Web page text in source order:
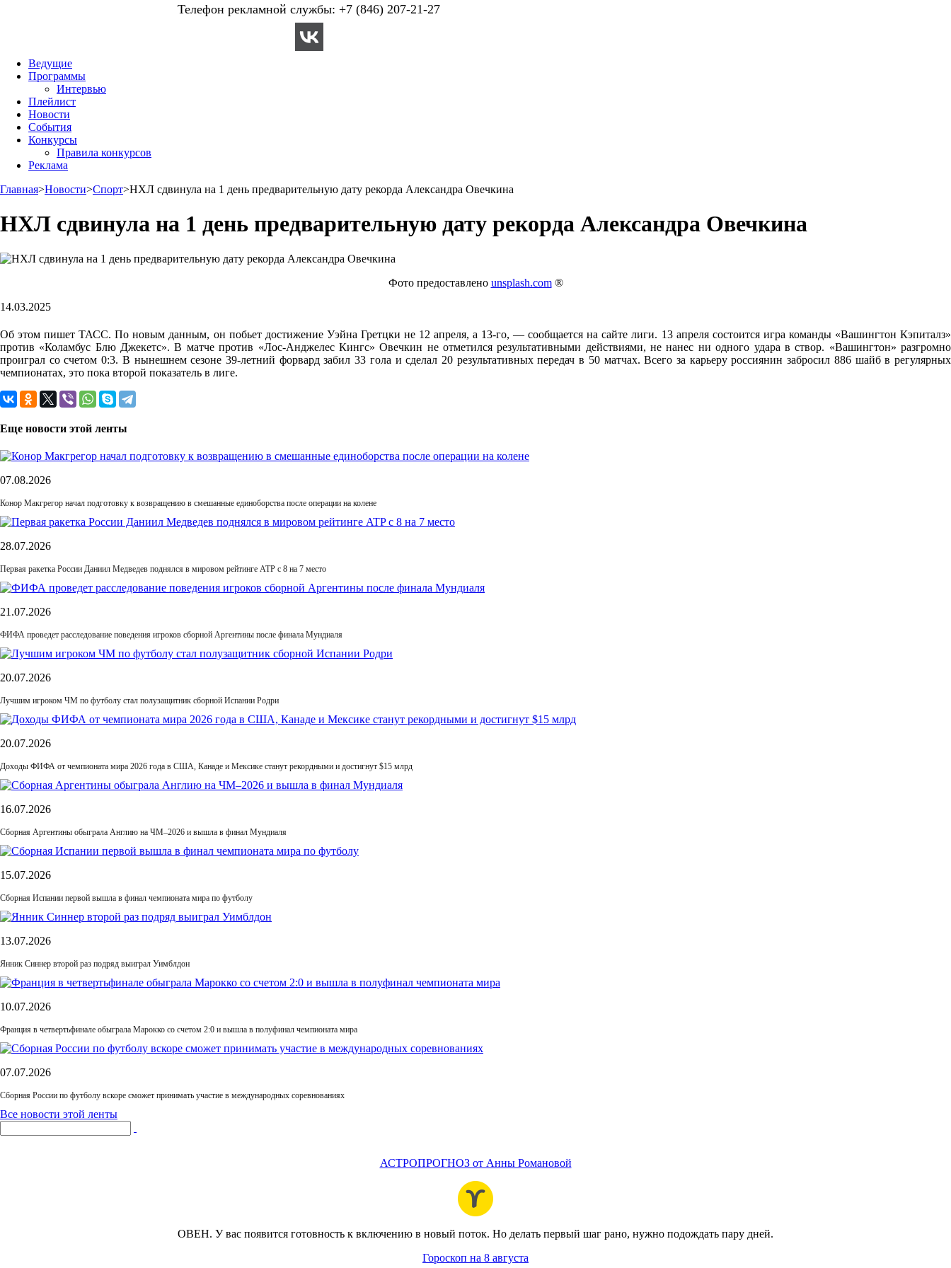
Телефон рекламной службы: +7 (846) 207-21-27
Ведущие
Программы
Интервью
Плейлист
Новости
События
Конкурсы
Правила конкурсов
Реклама
Главная>Новости>Спорт>НХЛ сдвинула на 1 день предварительную дату рекорда Александра Овечкина
НХЛ сдвинула на 1 день предварительную дату рекорда Александра Овечкина
Фото предоставлено unsplash.com®
14.03.2025
Об этом пишет ТАСС. По новым данным, он побьет достижение Уэйна Гретцки не 12 апреля, а 13-го, — сообщается на сайте лиги. 13 апреля состоится игра команды «Вашингтон Кэпиталз»
против «Коламбус Блю Джекетс». В матче против «Лос-Анджелес Кингс» Овечкин не отметился результативными действиями, не нанес ни одного удара в створ. «Вашингтон» разгромно
проиграл со счетом 0:3. В нынешнем сезоне 39-летний форвард забил 33 гола и сделал 20 результативных передач в 50 матчах. Всего за карьеру россиянин забросил 886 шайб в регулярных
чемпионатах, это пока второй показатель в лиге.
Еще новости этой ленты
07.08.2026
Конор Макгрегор начал подготовку к возвращению в смешанные единоборства после операции на колене
28.07.2026
Первая ракетка России Даниил Медведев поднялся в мировом рейтинге ATP с 8 на 7 место
21.07.2026
ФИФА проведет расследование поведения игроков сборной Аргентины после финала Мундиаля
20.07.2026
Лучшим игроком ЧМ по футболу стал полузащитник сборной Испании Родри
20.07.2026
Доходы ФИФА от чемпионата мира 2026 года в США, Канаде и Мексике станут рекордными и достигнут $15 млрд
16.07.2026
Сборная Аргентины обыграла Англию на ЧМ–2026 и вышла в финал Мундиаля
15.07.2026
Сборная Испании первой вышла в финал чемпионата мира по футболу
13.07.2026
Янник Синнер второй раз подряд выиграл Уимблдон
10.07.2026
Франция в четвертьфинале обыграла Марокко со счетом 2:0 и вышла в полуфинал чемпионата мира
07.07.2026
Сборная России по футболу вскоре сможет принимать участие в международных соревнованиях
Все новости этой ленты
АСТРОПРОГНОЗ от Анны Романовой
ОВЕН. У вас появится готовность к включению в новый поток. Но делать первый шаг рано, нужно подождать пару дней.
Гороскоп на 8 августа